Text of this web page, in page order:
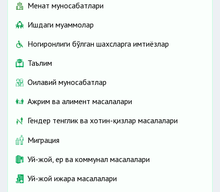
Меҳнат муносабатлари
Ишдаги муаммолар
Ногиронлиги бўлган шахсларга имтиёзлар
Таълим
Оилавий муносабатлар
Ажрим ва алимент масалалари
Гендер тенглик ва хотин-қизлар масалалари
Миграция
Уй-жой, ер ва коммунал масалалари
Уй-жой ижара масалалари